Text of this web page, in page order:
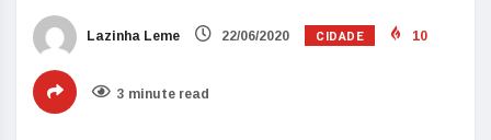
Lazinha Leme 22/06/2020 CIDADE 10
3 minute read